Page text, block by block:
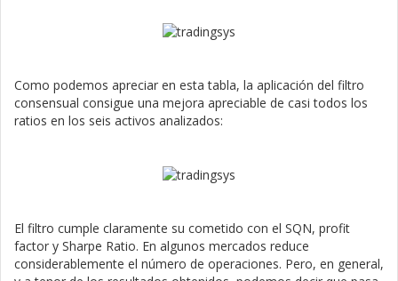
Como podemos apreciar en esta tabla, la aplicación del filtro
consensual consigue una mejora apreciable de casi todos los
ratios en los seis activos analizados:
El filtro cumple claramente su cometido con el SQN, profit
factor y Sharpe Ratio. En algunos mercados reduce
considerablemente el número de operaciones. Pero, en general,